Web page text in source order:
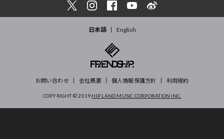
日本語 English
お問い合わせ 会社概要 個人情報保護方針 利用規約
COPYRIGHT © 2019 HIP LAND MUSIC CORPORATION INC.